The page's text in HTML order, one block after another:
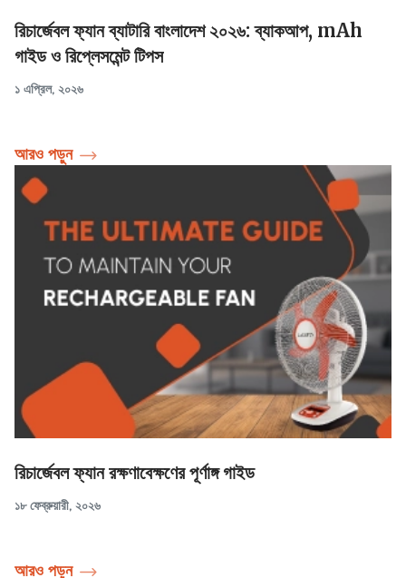
রিচার্জেবল ফ্যান ব্যাটারি বাংলাদেশ ২০২৬: ব্যাকআপ, mAh
গাইড ও রিপ্লেসমেন্ট টিপস
১ এপ্রিল, ২০২৬
আরও পড়ুন
রিচার্জেবল ফ্যান রক্ষণাবেক্ষণের পূর্ণাঙ্গ গাইড
১৮ ফেব্রুয়ারী, ২০২৬
আরও পড়ুন